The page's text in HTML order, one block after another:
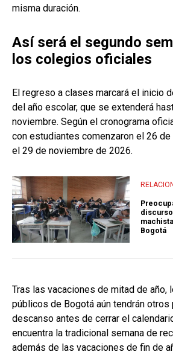
misma duración.
Así será el segundo
los colegios oficiales
El regreso a clases marcará el inicio
del año escolar, que se extenderá
noviembre. Según el cronograma
con estudiantes comenzaron el 26
el 29 de noviembre de 2026.
Bogotá
Tras las vacaciones de mitad de año,
públicos de Bogotá aún tendrán
descanso antes de cerrar el
encuentra la tradicional semana de
además de las vacaciones de fin de